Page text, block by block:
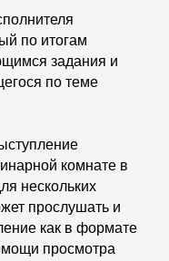
по итогам
задания и
по теме
комнате в
нескольких
прослушать и
как в формате
просмотра